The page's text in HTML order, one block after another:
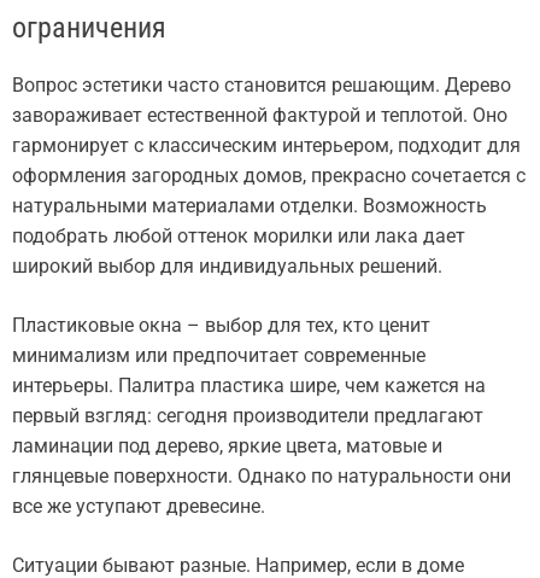
ограничения
Вопрос эстетики часто становится решающим. Дерево
завораживает естественной фактурой и теплотой. Оно
гармонирует с классическим интерьером, подходит для
оформления загородных домов, прекрасно сочетается с
натуральными материалами отделки. Возможность
подобрать любой оттенок морилки или лака дает
широкий выбор для индивидуальных решений.
Пластиковые окна – выбор для тех, кто ценит
минимализм или предпочитает современные
интерьеры. Палитра пластика шире, чем кажется на
первый взгляд: сегодня производители предлагают
ламинации под дерево, яркие цвета, матовые и
глянцевые поверхности. Однако по натуральности они
все же уступают древесине.
Ситуации бывают разные. Например, если в доме